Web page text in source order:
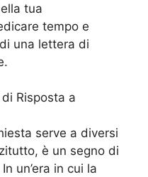
tua
tempo e
una lettera di
Risposta a
serve a diversi
è un segno di
un’era in cui la